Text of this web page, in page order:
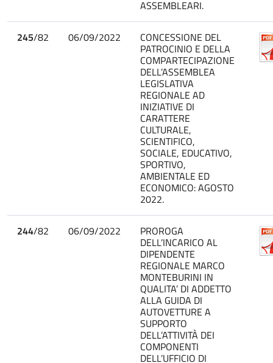
ASSEMBLEARI.
245/82 06/09/2022 CONCESSIONE DEL
PATROCINIO E DELLA
COMPARTECIPAZIONE
DELL’ASSEMBLEA
LEGISLATIVA
REGIONALE AD
INIZIATIVE DI
CARATTERE
CULTURALE,
SCIENTIFICO,
SOCIALE, EDUCATIVO,
SPORTIVO,
AMBIENTALE ED
ECONOMICO: AGOSTO
2022.
244/82 06/09/2022 PROROGA
DELL’INCARICO AL
DIPENDENTE
REGIONALE MARCO
MONTEBURINI IN
QUALITA’ DI ADDETTO
ALLA GUIDA DI
AUTOVETTURE A
SUPPORTO
DELL’ATTIVITÀ DEI
COMPONENTI
DELL’UFFICIO DI